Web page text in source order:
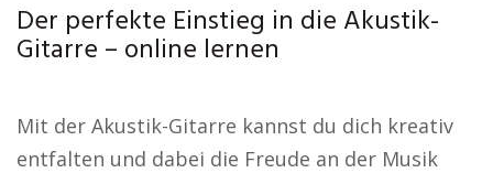
Der perfekte Einstieg in die Akustik-
Gitarre – online lernen
Mit der Akustik-Gitarre kannst du dich kreativ
entfalten und dabei die Freude an der Musik